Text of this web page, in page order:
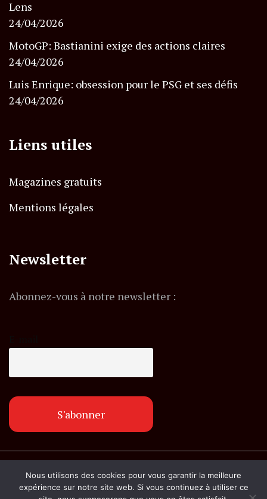
Lens
24/04/2026
MotoGP: Bastianini exige des actions claires
24/04/2026
Luis Enrique: obsession pour le PSG et ses défis
24/04/2026
Liens utiles
Magazines gratuits
Mentions légales
Newsletter
Abonnez-vous à notre newsletter :
© Copyright lemagazineinfo.fr. Tous droits
réservés.
Nous utilisons des cookies pour vous garantir la meilleure
expérience sur notre site web. Si vous continuez à utiliser ce